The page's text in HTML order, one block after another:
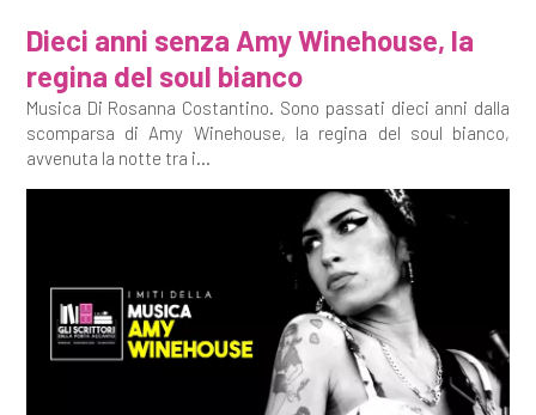
Dieci anni senza Amy Winehouse, la
regina del soul bianco
Musica Di Rosanna Costantino. Sono passati dieci anni dalla
scomparsa di Amy Winehouse, la regina del soul bianco,
avvenuta la notte tra i...